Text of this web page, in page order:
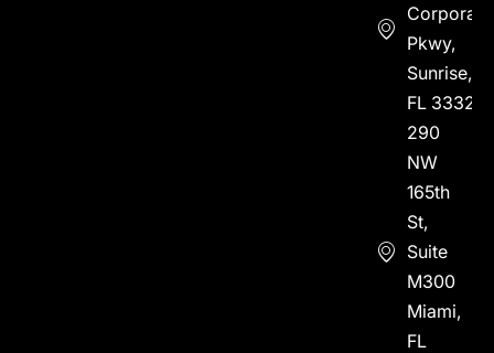
Corporate
Pkwy,
Sunrise,
FL 33323
290
NW
165th
St,
Suite
M300
Miami,
FL